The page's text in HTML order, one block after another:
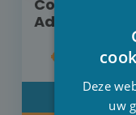
Adventure
€ 14,95
Deze
uw